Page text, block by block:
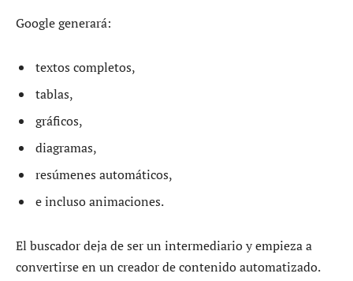
Google generará:
textos completos,
tablas,
gráficos,
diagramas,
resúmenes automáticos,
e incluso animaciones.
El buscador deja de ser un intermediario y empieza a
convertirse en un creador de contenido automatizado.